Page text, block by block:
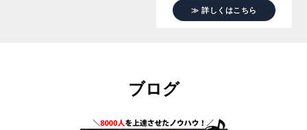
≫ 詳しくはこちら
ブログ